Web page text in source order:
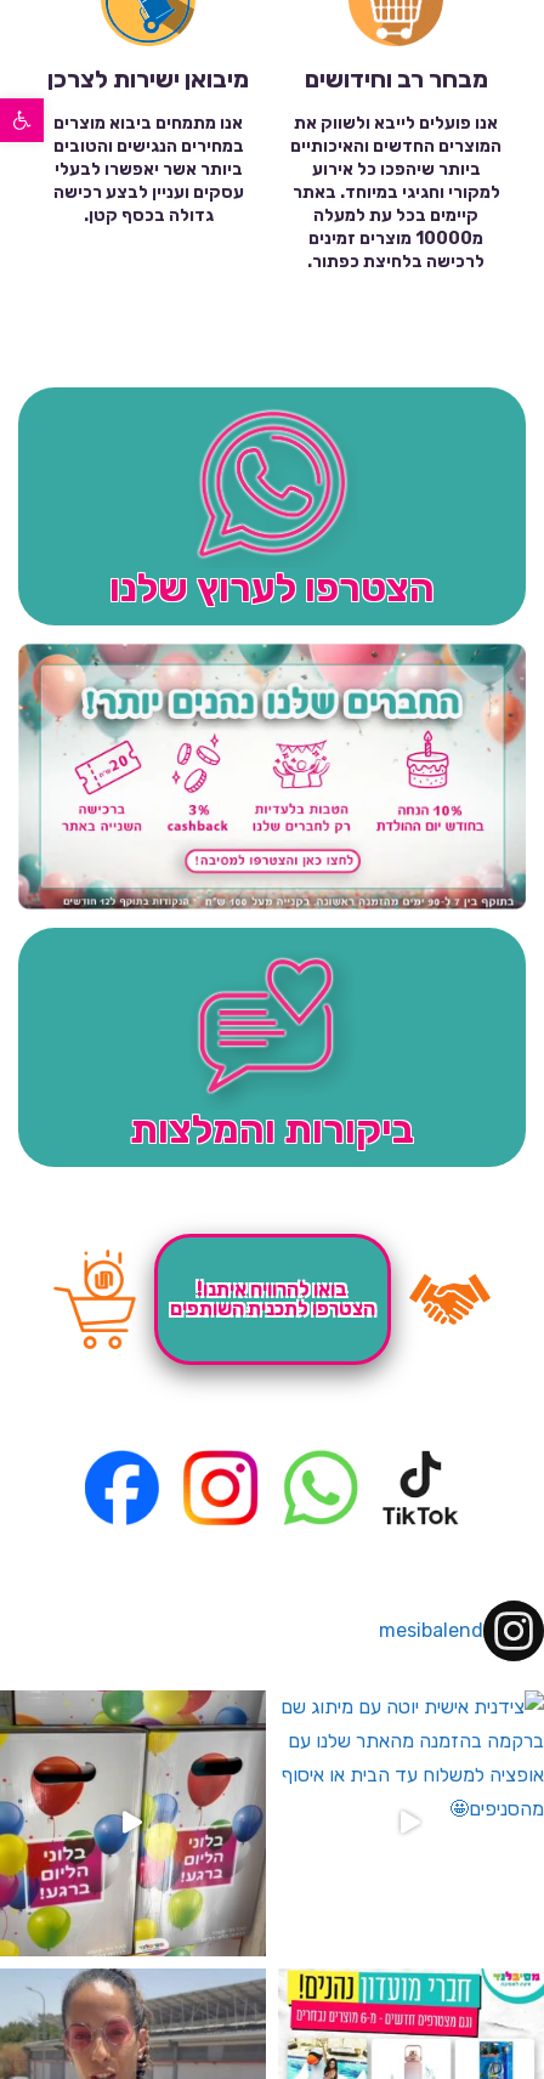
פתח סרגל נגישות
מבחר רב וחידושים
אנו פועלים לייבא ולשווק את
המוצרים החדשים והאיכותיים
ביותר שיהפכו כל אירוע
למקורי וחגיגי במיוחד. באתר
קיימים בכל עת למעלה
מ10000 מוצרים זמינים
לרכישה בלחיצת כפתור.
מיבואן ישירות לצרכן
אנו מתמחים ביבוא מוצרים
במחירים הנגישים והטובים
ביותר אשר יאפשרו לבעלי
עסקים ועניין לבצע רכישה
גדולה בכסף קטן.
הצטרפו לערוץ שלנו
ביקורות והמלצות
בואו להרוויח איתנו!
הצטרפו לתכנית השותפים
mesibalend
לחברי מועדון ומצטרפים חדשים🤍
מין העובר רק במסיבלנד !! קיים